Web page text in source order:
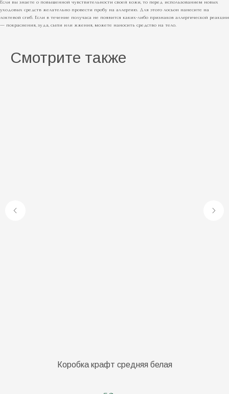
Если вы знаете о повышенной чувствительности своей кожи, то перед использованием новых
уходовых средств желательно провести пробу на аллергию. Для этого лосьон нанесите на
локтевой сгиб. Если в течение получаса не появится каких-либо признаков аллергической реакции
— покраснения, зуда, сыпи или жжения, можете наносить средство на тело.
Смотрите также
Коробка крафт средняя белая